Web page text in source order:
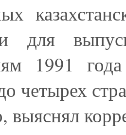
для
1991
четырех
выяснял